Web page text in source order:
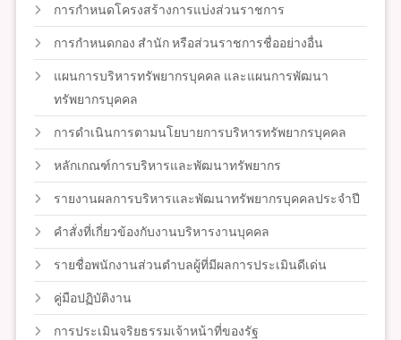
การกำหนดโครงสร้างการแบ่งส่วนราชการ
การกำหนดกอง สำนัก หรือส่วนราชการชื่ออย่างอื่น
แผนการบริหารทรัพยากรบุคคล และแผนการพัฒนา
ทรัพยากรบุคคล
การดำเนินการตามนโยบายการบริหารทรัพยากรบุคคล
หลักเกณฑ์การบริหารและพัฒนาทรัพยากร
รายงานผลการบริหารและพัฒนาทรัพยากรบุคคลประจำปี
คำสั่งที่เกี่ยวข้องกับงานบริหารงานบุคคล
รายชื่อพนักงานส่วนตำบลผู้ที่มีผลการประเมินดีเด่น
คู่มือปฏิบัติงาน
การประเมินจริยธรรมเจ้าหน้าที่ของรัฐ